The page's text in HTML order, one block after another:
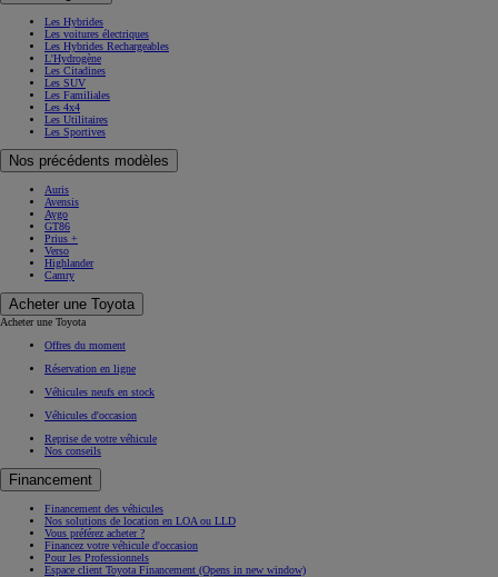
Les Hybrides
Les voitures électriques
Les Hybrides Rechargeables
L'Hydrogène
Les Citadines
Les SUV
Les Familiales
Les 4x4
Les Utilitaires
Les Sportives
Nos précédents modèles
Auris
Avensis
Aygo
GT86
Prius +
Verso
Highlander
Camry
Acheter une Toyota
Acheter une Toyota
Offres du moment
Réservation en ligne
Véhicules neufs en stock
Véhicules d'occasion
Reprise de votre véhicule
Nos conseils
Financement
Financement des véhicules
Nos solutions de location en LOA ou LLD
Vous préférez acheter ?
Financez votre véhicule d'occasion
Pour les Professionnels
Espace client Toyota Financement (Opens in new window)